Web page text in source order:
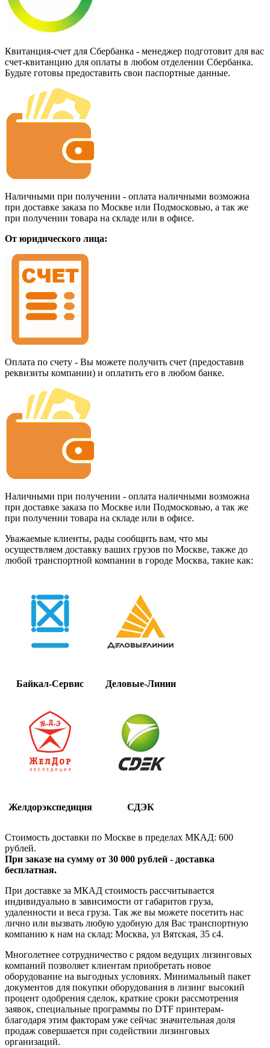
Квитанция-счет для Сбербанка - менеджер подготовит для вас
счет-квитанцию для оплаты в любом отделении Сбербанка.
Будьте готовы предоставить свои паспортные данные.
Наличными при получении - оплата наличными возможна
при доставке заказа по Москве или Подмосковью, а так же
при получении товара на складе или в офисе.
От юридического лица:
Оплата по счету - Вы можете получить счет (предоставив
реквизиты компании) и оплатить его в любом банке.
Наличными при получении - оплата наличными возможна
при доставке заказа по Москве или Подмосковью, а так же
при получении товара на складе или в офисе.
Уважаемые клиенты, рады сообщить вам, что мы
осуществляем доставку ваших грузов по Москве, также до
любой транспортной компании в городе Москва, такие как:
Байкал-Сервис Деловые-Линии
Желдорэкспедиция СДЭК
Стоимость доставки по Москве в пределах МКАД: 600
рублей.
При заказе на сумму от 30 000 рублей - доставка
бесплатная.
При доставке за МКАД стоимость рассчитывается
индивидуально в зависимости от габаритов груза,
удаленности и веса груза. Так же вы можете посетить нас
лично или вызвать любую удобную для Вас транспортную
компанию к нам на склад: Москва, ул Вятская, 35 c4.
Многолетнее сотрудничество с рядом ведущих лизинговых
компаний позволяет клиентам приобретать новое
оборудование на выгодных условиях. Минимальный пакет
документов для покупки оборудования в лизинг высокий
процент одобрения сделок, краткие сроки рассмотрения
заявок, специальные программы по DTF принтерам-
благодаря этим факторам уже сейчас значительная доля
продаж совершается при содействии лизинговых
организаций.